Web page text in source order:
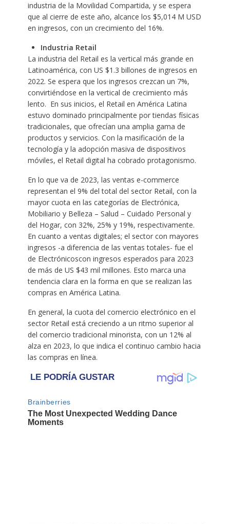
industria de la Movilidad Compartida, y se espera
que al cierre de este año, alcance los $5,014 M USD
en ingresos, con un crecimiento del 16%.
Industria Retail
La industria del Retail es la vertical más grande en
Latinoamérica, con US $1.3 billones de ingresos en
2022. Se espera que los ingresos crezcan un 7%,
convirtiéndose en la vertical de crecimiento más
lento. En sus inicios, el Retail en América Latina
estuvo dominado principalmente por tiendas físicas
tradicionales, que ofrecían una amplia gama de
productos y servicios. Con la masificación de la
tecnología y la adopción masiva de dispositivos
móviles, el Retail digital ha cobrado protagonismo.
En lo que va de 2023, las ventas e-commerce
representan el 9% del total del sector Retail, con la
mayor cuota en las categorías de Electrónica,
Mobiliario y Belleza – Salud – Cuidado Personal y
del Hogar, con 32%, 25% y 19%, respectivamente.
En cuanto a ventas digitales; el sector con mayores
ingresos -a diferencia de las ventas totales- fue el
de Electrónicoscon ingresos esperados para 2023
de más de US $43 mil millones. Esto marca una
tendencia clara en la forma en que se realizan las
compras en América Latina.
En general, la cuota del comercio electrónico en el
sector Retail está creciendo a un ritmo superior al
del comercio tradicional minorista, con un 12% al
alza en 2023, lo que indica el continuo cambio hacia
las compras en línea.